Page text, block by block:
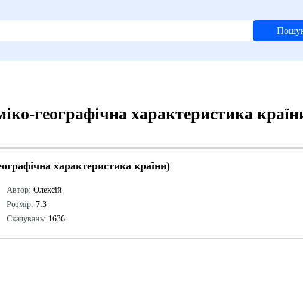
географічна характеристика
характеристика країни)
Автор: Олексій
Розмір: 7.3
Скачувань: 1636